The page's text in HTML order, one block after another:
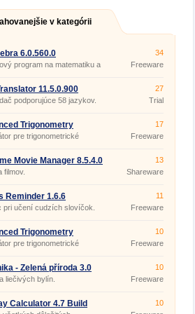
v kategórii
6.0.560.0
program na matematiku a
34
Freeware
11.5.0.900
podporujúce 58 jazykov.
27
Trial
Trigonometry
1.8.5
pre trigonometrické
17
Freeware
Movie Manager 8.5.4.0
filmov.
13
Shareware
Reminder 1.6.6
pri učení cudzích slovíčok.
11
Freeware
Trigonometry
1.8.5 Portable
pre trigonometrické
10
Freeware
- Zelená příroda 3.0
liečivých bylín.
10
Freeware
Calculator 4.7 Build
10